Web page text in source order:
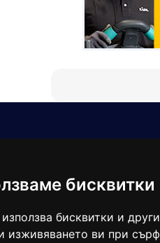
бисквитки
бисквитки и
изживяването ви при
balgarkanews@gmail.com